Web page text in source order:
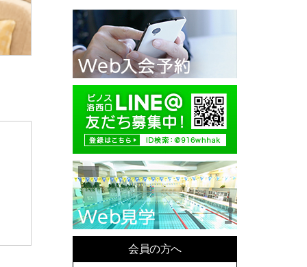
2025年10月(11)
2025年09月(10)
2025年08月(7)
2025年07月(10)
2025年06月(13)
2025年05月(17)
2025年04月(19)
2025年03月(10)
2025年02月(9)
2025年01月(14)
2024年12月(14)
会員の方へ